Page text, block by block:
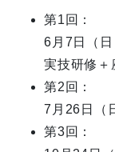
第1 回：
6 月 7 日（
実技研修＋
第2 回：
7 月 26 日（
第3回：